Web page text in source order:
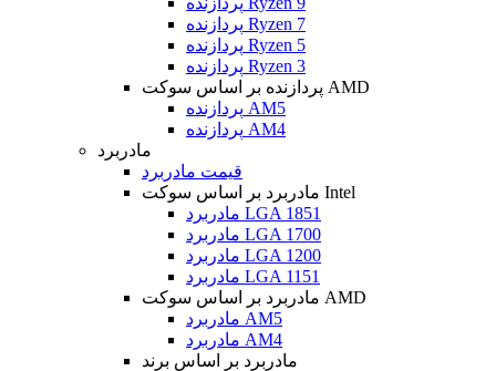
پردازنده Ryzen 7
پردازنده Ryzen 5
پردازنده Ryzen 3
پردازنده بر اساس سوکت AMD
پردازنده AM5
پردازنده AM4
مادربرد
قیمت مادربرد
مادربرد بر اساس سوکت Intel
مادربرد LGA 1851
مادربرد LGA 1700
مادربرد LGA 1200
مادربرد LGA 1151
مادربرد بر اساس سوکت AMD
مادربرد AM5
مادربرد AM4
مادربرد بر اساس برند